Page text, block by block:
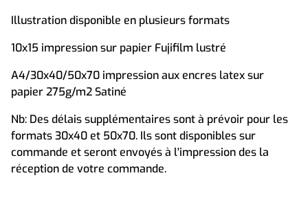
Illustration disponible en plusieurs formats
10x15 impression sur papier Fujifilm lustré
A4/30x40/50x70 impression aux encres latex sur
papier 275g/m2 Satiné
Nb: Des délais supplémentaires sont à prévoir pour les
formats 30x40 et 50x70. Ils sont disponibles sur
commande et seront envoyés à l'impression des la
réception de votre commande.